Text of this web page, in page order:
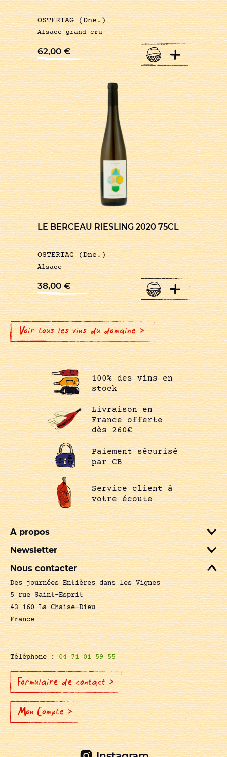
OSTERTAG (Dne.)
Alsace grand cru
62,00€ +
LE BERCEAU RIESLING 2020 75CL
OSTERTAG (Dne.)
Alsace
38,00€ +
Voir tous les vins du domaine >
100% des vins en
stock
Livraison en
France offerte
dès 260€
Paiement sécurisé
par CB
Service client à
votre écoute
A propos
Newsletter
Nous contacter
Des journées Entières dans les Vignes
5 rue Saint-Esprit
43 160 La Chaise-Dieu
France
Téléphone :04 71 01 59 55
Formulaire de contact >
Mon Compte >